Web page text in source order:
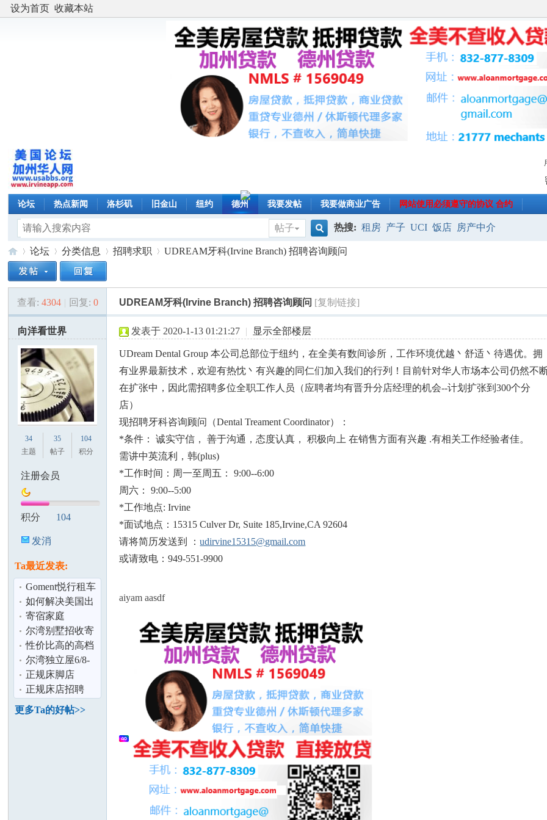
设为首页 收藏本站
论坛 热点新闻 洛杉矶 旧金山 纽约 德州 我要发帖 我要做商业广告 网站使用必须遵守的协议 合约
帖子
搜
索
热搜: 租房 产子 UCI 饭店 房产中介
美
国
»
论坛
›
分类信息 招聘求职
›
UDREAM牙科(Irvine Branch) 招聘咨询顾问
查看: 4304 | 回复: 0 UDREAM牙科(Irvine Branch) 招聘咨询顾问 [复制链接]
向洋看世界
34
主题
35
帖子
104
积分
注册会员
积分 104
发消
Ta最近发表:
Goment悦行租车
（Irvine分店）
租车与合作
如何解决美国出
生的宝宝长住中
国的医疗保险
寄宿家庭
尔湾别墅招收寄
宿高中生
性价比高的高档
独幢泳池别墅套
房拎包入住
尔湾独立屋6/8-
8/15优惠出租
$1500
正规床脚店
正规床店招聘
更多Ta的好帖>>
发表于 2020-1-13 01:21:27 | 显示全部楼层
UDream Dental Group 本公司总部位于纽约，在全美有数间诊所，工作环境优越丶舒适丶待遇优。拥
有业界最新技术，欢迎有热忱丶有兴趣的同仁们加入我们的行列！目前针对华人市场本公司仍然不
在扩张中，因此需招聘多位全职工作人员（应聘者均有晋升分店经理的机会--计划扩张到300个分
店）
现招聘牙科咨询顾问（Dental Treament Coordinator）：
*条件： 诚实守信， 善于沟通，态度认真， 积极向上 在销售方面有兴趣 .有相关工作经验者佳。
需讲中英流利，韩(plus)
*工作时间：周一至周五： 9:00--6:00
周六： 9:00--5:00
*工作地点: Irvine
*面试地点：15315 Culver Dr, Suite 185,Irvine,CA 92604
请将简历发送到 ：udirvine15315@gmail.com
或请致电：949-551-9900
aiyam aasdf